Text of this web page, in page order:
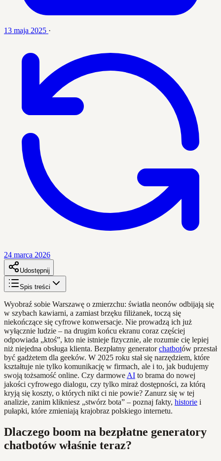
13 maja 2025 ·
24 marca 2026
Udostępnij
Spis treści
Wyobraź sobie Warszawę o zmierzchu: światła neonów odbijają się
w szybach kawiarni, a zamiast brzęku filiżanek, toczą się
niekończące się cyfrowe konwersacje. Nie prowadzą ich już
wyłącznie ludzie – na drugim końcu ekranu coraz częściej
odpowiada „ktoś”, kto nie istnieje fizycznie, ale rozumie cię lepiej
niż niejedna obsługa klienta. Bezpłatny generatorchatbotów przestał
być gadżetem dla geeków. W 2025 roku stał się narzędziem, które
kształtuje nie tylko komunikację w firmach, ale i to, jak budujemy
swoją tożsamość online. Czy darmowe AI to brama do nowej
jakości cyfrowego dialogu, czy tylko miraż dostępności, za którą
kryją się koszty, o których nikt ci nie powie? Zanurz się w tej
analizie, zanim klikniesz „stwórz bota” – poznaj fakty, historie i
pułapki, które zmieniają krajobraz polskiego internetu.
Dlaczego boom na bezpłatne generatory
chatbotów właśnie teraz?